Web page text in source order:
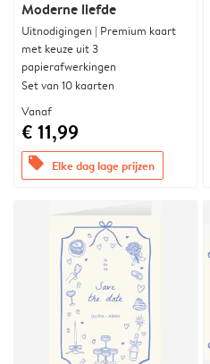
Moderne liefde
Uitnodigingen | Premium kaart
met keuze uit 3
papierafwerkingen
Set van 10 kaarten
Vanaf
€ 11,99
offers Elke dag lage prijzen